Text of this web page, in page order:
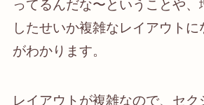
ってるんだな〜ということや、
したせいか複雑なレイアウトに
がわかります。
レイアウトが複雑なので、セク